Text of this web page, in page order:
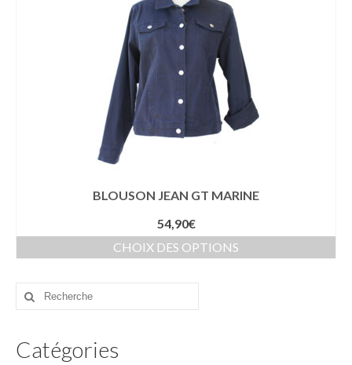
BLOUSON JEAN GT MARINE
54,90€
CHOIX DES OPTIONS
Rechercher
:
Catégories